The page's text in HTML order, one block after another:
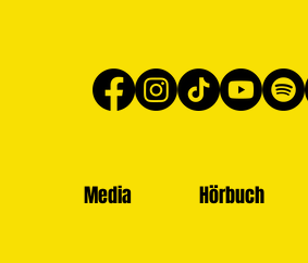
Media Hörbuch